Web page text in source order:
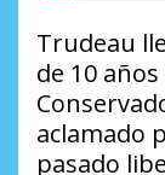
Trudeau
de 10
aclamado
pasado